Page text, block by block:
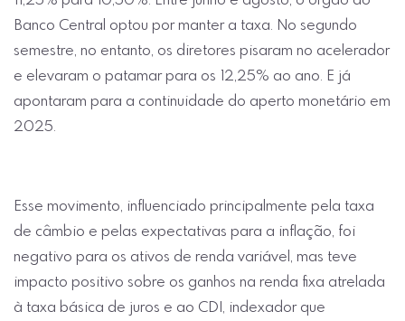
Banco Central optou por manter a taxa. No segundo
semestre, no entanto, os diretores pisaram no acelerador
e elevaram o patamar para os 12,25% ao ano. E já
apontaram para a continuidade do aperto monetário em
2025.
Esse movimento, influenciado principalmente pela taxa
de câmbio e pelas expectativas para a inflação, foi
negativo para os ativos de renda variável, mas teve
impacto positivo sobre os ganhos na renda fixa atrelada
à taxa básica de juros e ao CDI, indexador que